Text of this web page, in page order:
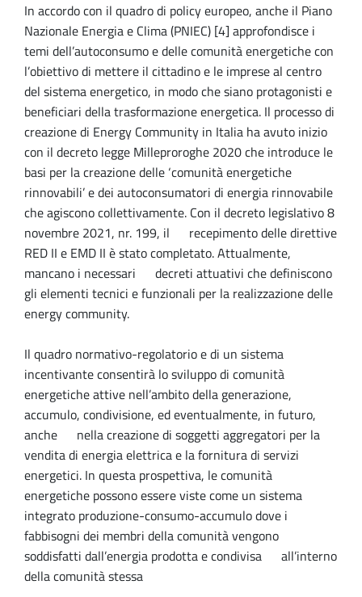
In accordo con il quadro di policy europeo, anche il Piano
Nazionale Energia e Clima (PNIEC) [4] approfondisce i
temi dell’autoconsumo e delle comunità energetiche con
l’obiettivo di mettere il cittadino e le imprese al centro
del sistema energetico, in modo che siano protagonisti e
beneficiari della trasformazione energetica. Il processo di
creazione di Energy Community in Italia ha avuto inizio
con il decreto legge Milleproroghe 2020 che introduce le
basi per la creazione delle ‘comunità energetiche
rinnovabili’ e dei autoconsumatori di energia rinnovabile
che agiscono collettivamente. Con il decreto legislativo 8
novembre 2021, nr. 199, il recepimento delle direttive
RED II e EMD II è stato completato. Attualmente,
mancano i necessari decreti attuativi che definiscono
gli elementi tecnici e funzionali per la realizzazione delle
energy community.
Il quadro normativo-regolatorio e di un sistema
incentivante consentirà lo sviluppo di comunità
energetiche attive nell’ambito della generazione,
accumulo, condivisione, ed eventualmente, in futuro,
anche nella creazione di soggetti aggregatori per la
vendita di energia elettrica e la fornitura di servizi
energetici. In questa prospettiva, le comunità
energetiche possono essere viste come un sistema
integrato produzione-consumo-accumulo dove i
fabbisogni dei membri della comunità vengono
soddisfatti dall’energia prodotta e condivisa all’interno
della comunità stessa